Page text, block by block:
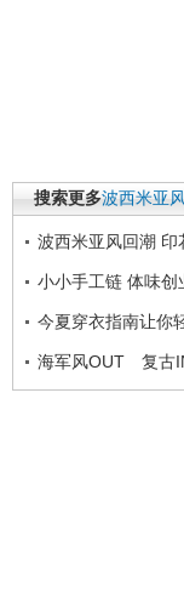
搜索更多波西米亚
波西米亚风回潮 印
小小手工链 体味创
今夏穿衣指南让你
海军风OUT 复古